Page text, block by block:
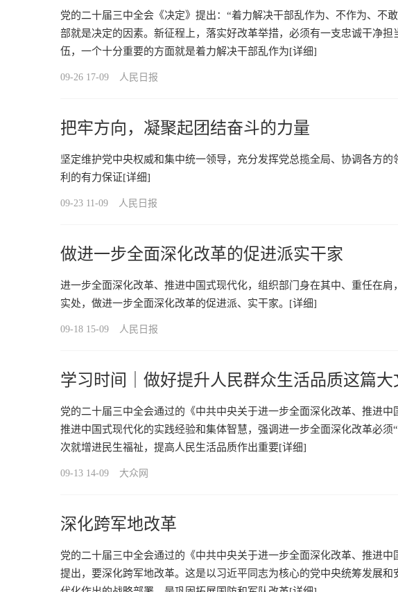
党的二十届三中全会《决定》提出：“着力解决干部乱作为、不作为、不
部就是决定的因素。新征程上，落实好改革举措，必须有一支忠诚干净
伍，一个十分重要的方面就是着力解决干部乱作为[详细]
09-26 17-09 人民日报
把牢方向，凝聚起团结奋斗的力量
坚定维护党中央权威和集中统一领导，充分发挥党总揽全局、协调各方
利的有力保证[详细]
09-23 11-09 人民日报
做进一步全面深化改革的促进派实干家
进一步全面深化改革、推进中国式现代化，组织部门身在其中、重任在
实处，做进一步全面深化改革的促进派、实干家。 [详细]
09-18 15-09 人民日报
学习时间｜做好提升人民群众生活品质这篇大
党的二十届三中全会通过的《中共中央关于进一步全面深化改革、推进
推进中国式现代化的实践经验和集体智慧，强调进一步全面深化改革必
次就增进民生福祉，提高人民生活品质作出重要[详细]
09-13 14-09 大众网
深化跨军地改革
党的二十届三中全会通过的《中共中央关于进一步全面深化改革、推进中
提出，要深化跨军地改革。这是以习近平同志为核心的党中央统筹发展